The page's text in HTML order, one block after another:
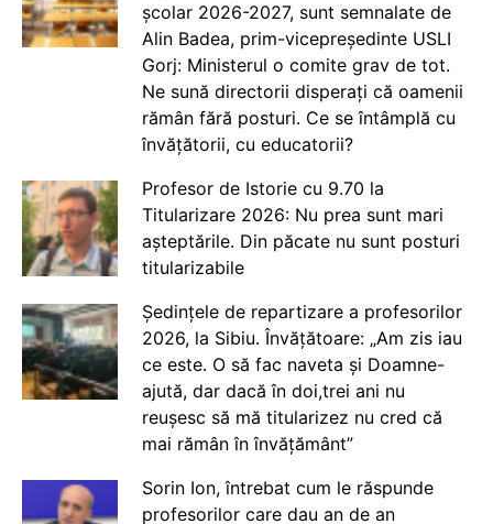
școlar 2026-2027, sunt semnalate de
Alin Badea, prim-vicepreședinte USLI
Gorj: Ministerul o comite grav de tot.
Ne sună directorii disperați că oamenii
rămân fără posturi. Ce se întâmplă cu
învățătorii, cu educatorii?
Profesor de Istorie cu 9.70 la
Titularizare 2026: Nu prea sunt mari
așteptările. Din păcate nu sunt posturi
titularizabile
Ședințele de repartizare a profesorilor
2026, la Sibiu. Învățătoare: „Am zis iau
ce este. O să fac naveta și Doamne-
ajută, dar dacă în doi,trei ani nu
reușesc să mă titularizez nu cred că
mai rămân în învățământ”
Sorin Ion, întrebat cum le răspunde
profesorilor care dau an de an